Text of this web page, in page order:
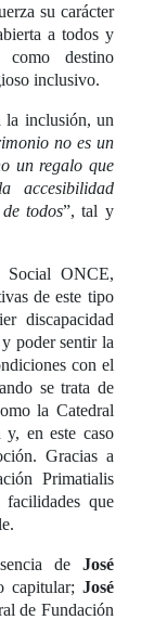
su carácter
a todos y
destino
inclusivo.
la inclusión, un
no es un
un regalo que
accesibilidad
todos”, tal y
Social ONCE,
de este tipo
discapacidad
poder sentir la
con el
se trata de
la Catedral
en este caso
Gracias a
Primatialis
que
de José
capitular; José
de Fundación